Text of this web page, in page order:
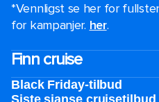
*Vennligst se her for
for kampanjer. her.
Finn cruise
Black Friday-tilbud
Siste sjanse cruisetilbud